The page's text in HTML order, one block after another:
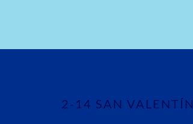
2-14 SAN VALENTÍN